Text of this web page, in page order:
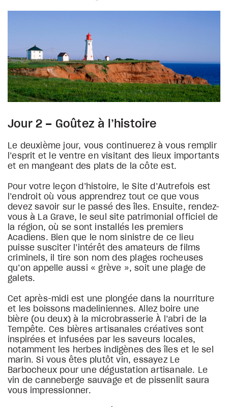
Jour 2 – Goûtez à l’histoire
Le deuxième jour, vous continuerez à vous remplir
l’esprit et le ventre en visitant des lieux importants
et en mangeant des plats de la côte est.
Pour votre leçon d’histoire, le Site d’Autrefois est
l’endroit où vous apprendrez tout ce que vous
devez savoir sur le passé des îles. Ensuite, rendez-
vous à La Grave, le seul site patrimonial officiel de
la région, où se sont installés les premiers
Acadiens. Bien que le nom sinistre de ce lieu
puisse susciter l’intérêt des amateurs de films
criminels, il tire son nom des plages rocheuses
qu’on appelle aussi « grève », soit une plage de
galets.
Cet après-midi est une plongée dans la nourriture
et les boissons madeliniennes. Allez boire une
bière (ou deux) à la microbrasserie À l’abri de la
Tempête. Ces bières artisanales créatives sont
inspirées et infusées par les saveurs locales,
notamment les herbes indigènes des îles et le sel
marin. Si vous êtes plutôt vin, essayez Le
Barbocheux pour une dégustation artisanale. Le
vin de canneberge sauvage et de pissenlit saura
vous impressionner.